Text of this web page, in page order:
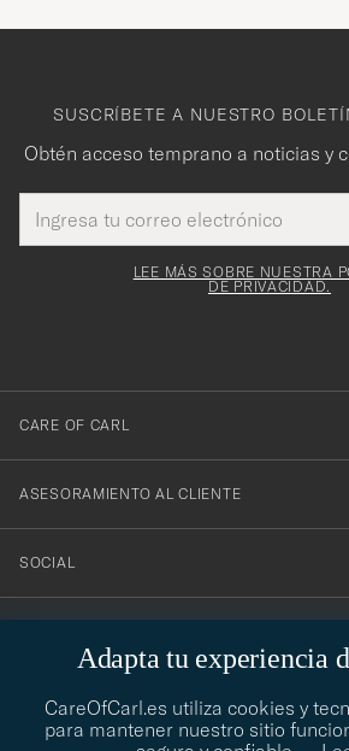
Adapta tu experiencia
CareOfCarl.es utiliza cookies y
para mantener nuestro sitio
SUSCRÍBETE A NUESTRO
Obtén acceso temprano a noticias y
de
correo
Este
es
¡Gracias
por
suscribirte
boletín!
LEE MÁS SOBRE NUESTRA
DE PRIVACIDAD.
CARE OF CARL
ASESORAMIENTO AL CLIENTE
SOCIAL
ASESORAMIENTO DE ESTILO